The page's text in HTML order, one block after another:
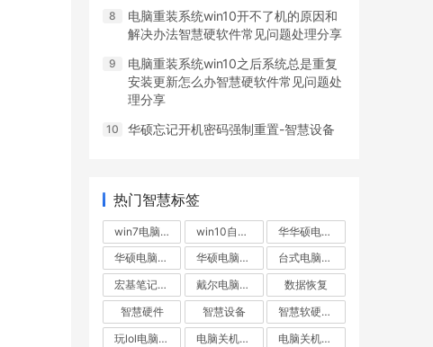
电脑重装系统win10开不了机的原因和
解决办法智慧硬软件常见问题处理分享
电脑重装系统win10之后系统总是重复
安装更新怎么办智慧硬软件常见问题处
理分享
华硕忘记开机密码强制重置-智慧设备
热门智慧标签
win7电脑无故重启 win10自动重启
华华硕电脑不断重启
华硕电脑自动重启
华硕电脑重启
台式电脑突然重启
宏基笔记本自动重启
戴尔电脑自动重启
数据恢复
智慧硬件
智慧设备
智慧软硬件常见问题出来
玩lol电脑重启
电脑关机却重启
电脑关机后自动重启